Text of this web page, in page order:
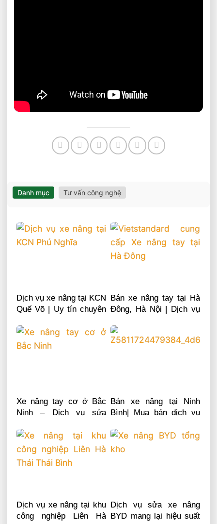
Danh mục Tư vấn công nghệ
Dịch vụ xe nâng tại KCN
Quế Võ | Uy tín chuyên
Bán xe nâng tay tại Hà
Đông, Hà Nội | Dịch vụ
Xe nâng tay cơ ở Bắc
Ninh – Dịch vụ sửa
Bán xe nâng tại Ninh
Bình| Mua bán dịch vụ
Dịch vụ xe nâng tại khu
công nghiệp Liên Hà
Dịch vụ sửa xe nâng
BYD mang lại hiệu suất